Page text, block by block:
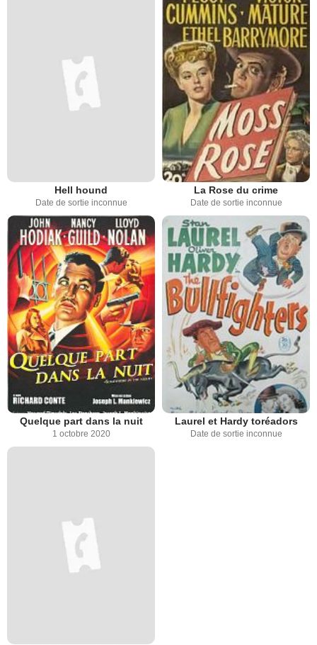
Hell hound
Date de sortie inconnue
La Rose du crime
Date de sortie inconnue
Quelque part dans la nuit
1 octobre 2020
Laurel et Hardy toréadors
Date de sortie inconnue